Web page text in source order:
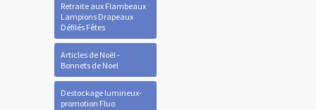
Retraite aux Flambeaux
Lampions Drapeaux
Défilés Fêtes
Articles de Noël -
Bonnets de Noel
Destockage lumineux-
promotion Fluo